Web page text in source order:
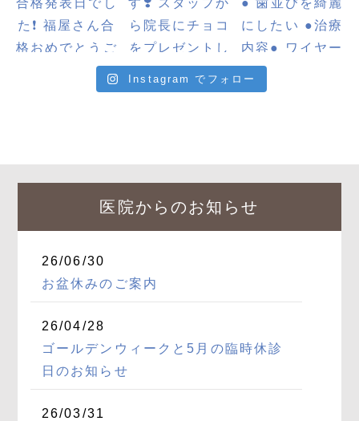
Instagram でフォロー
医院からのお知らせ
26/06/30
お盆休みのご案内
26/04/28
ゴールデンウィークと5月の臨時休診
日のお知らせ
26/03/31